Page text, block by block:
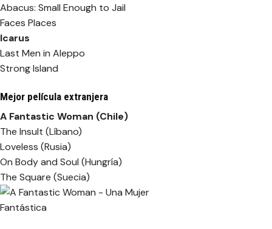
Abacus: Small Enough to Jail
Faces Places
Icarus
Last Men in Aleppo
Strong Island
Mejor película extranjera
A Fantastic Woman (Chile)
The Insult (Líbano)
Loveless (Rusia)
On Body and Soul (Hungría)
The Square (Suecia)